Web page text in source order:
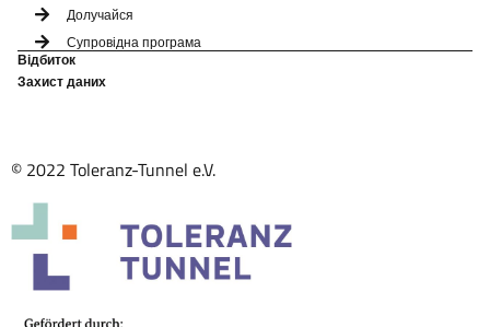
Долучайся
Супровідна програма
Відбиток
Захист даних
© 2022 Toleranz-Tunnel e.V.